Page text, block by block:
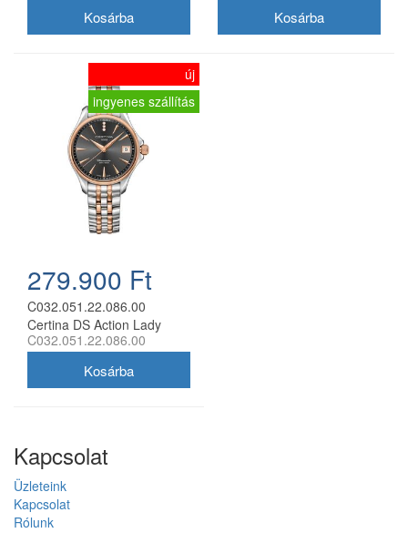
új
ingyenes szállítás
279.900 Ft
C032.051.22.086.00
Certina DS Action Lady
Diamonds női analóg karóra
C032.051.22.086.00
Kapcsolat
Üzleteink
Kapcsolat
Rólunk